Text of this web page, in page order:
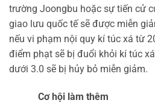
trường Joongbu hoặc sự tiến cử
giao lưu quốc tế sẽ được miễn
nếu vi phạm nội quy kí túc xá từ
điểm phạt sẽ bị đuổi khỏi kí túc
dưới 3.0 sẽ bị hủy bỏ miễn giảm.
Cơ hội làm thêm